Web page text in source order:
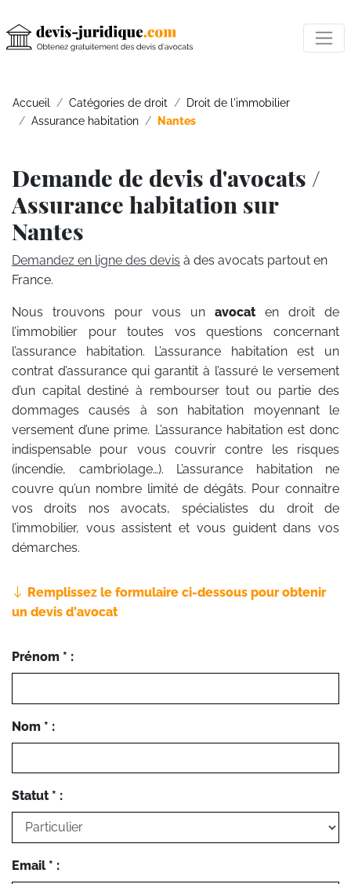
Accueil Catégories de droit
Droit de l'immobilier
Assurance habitation
Nantes
Demande de devis d'avocats /
Assurance habitation sur
Nantes
Demandez en ligne des devis à des avocats partout en
France.
Nous trouvons pour vous un avocat en droit de
l’immobilier pour toutes vos questions concernant
l’assurance habitation. L’assurance habitation est un
contrat d’assurance qui garantit à l’assuré le versement
d’un capital destiné à rembourser tout ou partie des
dommages causés à son habitation moyennant le
versement d’une prime. L’assurance habitation est donc
indispensable pour vous couvrir contre les risques
(incendie, cambriolage…). L’assurance habitation ne
couvre qu’un nombre limité de dégâts. Pour connaitre
vos droits nos avocats, spécialistes du droit de
l’immobilier, vous assistent et vous guident dans vos
démarches.
Remplissez le formulaire ci-dessous pour obtenir
un devis d'avocat
Prénom * :
Nom * :
Statut * :
Email * :